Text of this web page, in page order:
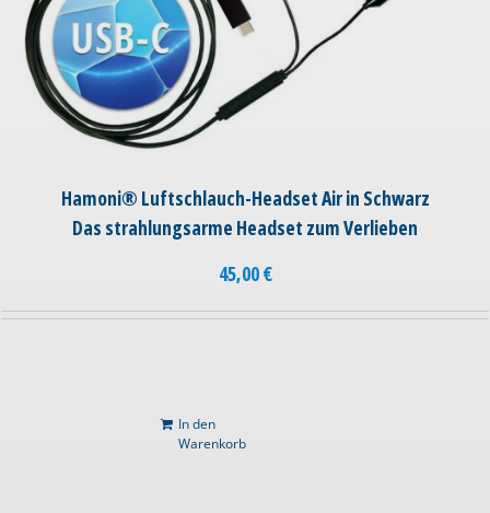
Hamoni® Luftschlauch-Headset Air in Schwarz
Das strahlungsarme Headset zum Verlieben
45,00€
In den
Warenkorb